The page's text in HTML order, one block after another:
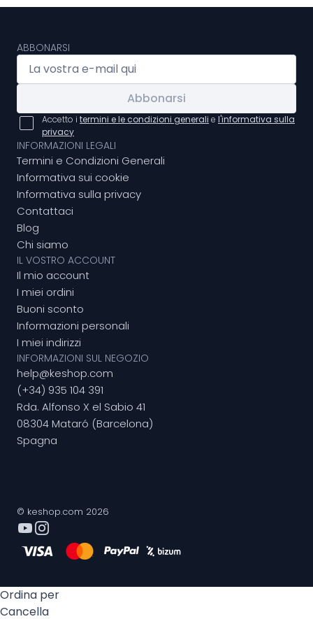
ABBONARSI
Abbonarsi
Accetto i termini e le condizioni generali e l'informativa sulla
privacy
INFORMAZIONI LEGALI
Termini e Condizioni Generali
Informativa sui cookie
Informativa sulla privacy
Contattaci
Blog
Chi siamo
IL VOSTRO ACCOUNT
Il mio account
I miei ordini
Buoni sconto
Informazioni personali
I miei indirizzi
INFORMAZIONI SUL NEGOZIO
help@keshop.com
(+34) 935 104 391
Rda. Alfonso X el Sabio 41
08304 Mataró (Barcelona)
Spagna
© keshop.com 2026
Ordina per
Cancella